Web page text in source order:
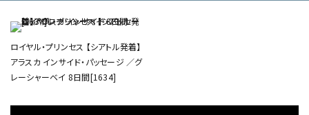
ロイヤル・プリンセス 【シアトル発着】
アラスカ インサイド・パッセージ ／グ
レーシャーベイ 8日間[1634]